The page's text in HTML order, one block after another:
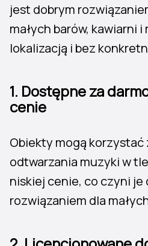
jest dobrym
małych barów, kawiarni
lokalizacją i bez
1. Dostępne za
cenie
Obiekty mogą korzystać
odtwarzania muzyki w
niskiej cenie, co czyni je
rozwiązaniem dla